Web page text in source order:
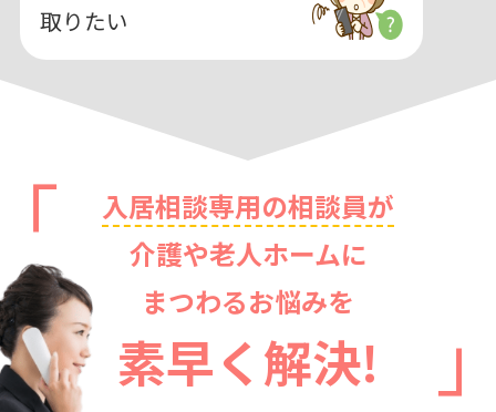
取りたい
入居相談専用の相談員が
介護や老人ホームに
まつわるお悩みを
素早く解決!